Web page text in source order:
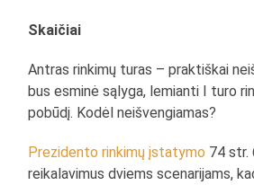
Skaičiai
Antras rinkimų turas – praktiškai
bus esminė sąlyga, lemianti I turo
pobūdį. Kodėl neišvengiamas?
Prezidento rinkimų įstatymo 74 str.
reikalavimus dviems scenarijams,